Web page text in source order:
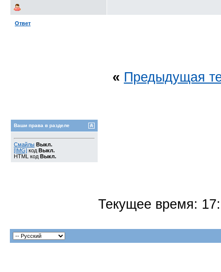
Ответ
« Предыдущая
Ваши права в разделе
Смайлы Выкл.
[IMG] код Выкл.
HTML код Выкл.
Текущее время: